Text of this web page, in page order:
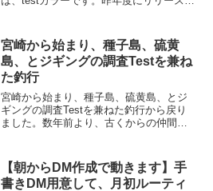
エストを頂ける結果でした。しかしなが
ら私のシー...
宮崎から始まり、種子島、硫黄
島、とジギングの調査Testを兼ね
た釣行
宮崎から始まり、種子島、硫黄島、とジ
ギングの調査Testを兼ねた釣行から戻り
ました。数年前より、古くからの仲間で
きました。調査結果は、20kgクラスを筆
頭に10kg超え...
【朝からDM作成で動きます】手
書きDM用意して、月初ルーティ